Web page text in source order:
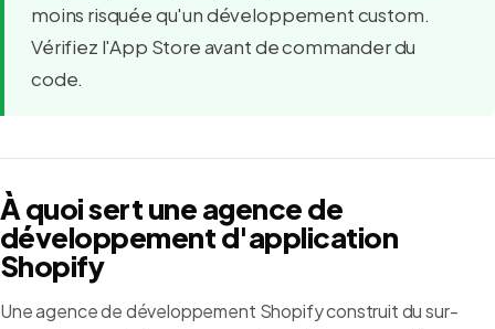
moins risquée qu'un développement custom.
Vérifiez l'App Store avant de commander du
code.
À quoi sert une agence de
développement d'application
Shopify
Une agence de développement Shopify construit du sur-